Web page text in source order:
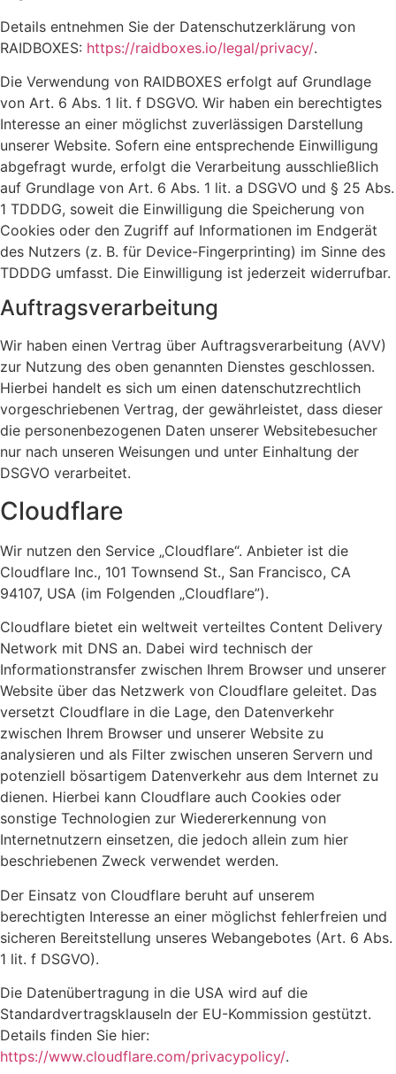
Details entnehmen Sie der Datenschutzerklärung von
RAIDBOXES: https://raidboxes.io/legal/privacy/.
Die Verwendung von RAIDBOXES erfolgt auf Grundlage
von Art. 6 Abs. 1 lit. f DSGVO. Wir haben ein berechtigtes
Interesse an einer möglichst zuverlässigen Darstellung
unserer Website. Sofern eine entsprechende Einwilligung
abgefragt wurde, erfolgt die Verarbeitung ausschließlich
auf Grundlage von Art. 6 Abs. 1 lit. a DSGVO und § 25 Abs.
1 TDDDG, soweit die Einwilligung die Speicherung von
Cookies oder den Zugriff auf Informationen im Endgerät
des Nutzers (z. B. für Device-Fingerprinting) im Sinne des
TDDDG umfasst. Die Einwilligung ist jederzeit widerrufbar.
Auftragsverarbeitung
Wir haben einen Vertrag über Auftragsverarbeitung (AVV)
zur Nutzung des oben genannten Dienstes geschlossen.
Hierbei handelt es sich um einen datenschutzrechtlich
vorgeschriebenen Vertrag, der gewährleistet, dass dieser
die personenbezogenen Daten unserer Websitebesucher
nur nach unseren Weisungen und unter Einhaltung der
DSGVO verarbeitet.
Cloudflare
Wir nutzen den Service „Cloudflare“. Anbieter ist die
Cloudflare Inc., 101 Townsend St., San Francisco, CA
94107, USA (im Folgenden „Cloudflare”).
Cloudflare bietet ein weltweit verteiltes Content Delivery
Network mit DNS an. Dabei wird technisch der
Informationstransfer zwischen Ihrem Browser und unserer
Website über das Netzwerk von Cloudflare geleitet. Das
versetzt Cloudflare in die Lage, den Datenverkehr
zwischen Ihrem Browser und unserer Website zu
analysieren und als Filter zwischen unseren Servern und
potenziell bösartigem Datenverkehr aus dem Internet zu
dienen. Hierbei kann Cloudflare auch Cookies oder
sonstige Technologien zur Wiedererkennung von
Internetnutzern einsetzen, die jedoch allein zum hier
beschriebenen Zweck verwendet werden.
Der Einsatz von Cloudflare beruht auf unserem
berechtigten Interesse an einer möglichst fehlerfreien und
sicheren Bereitstellung unseres Webangebotes (Art. 6 Abs.
1 lit. f DSGVO).
Die Datenübertragung in die USA wird auf die
Standardvertragsklauseln der EU-Kommission gestützt.
Details finden Sie hier:
https://www.cloudflare.com/privacypolicy/.